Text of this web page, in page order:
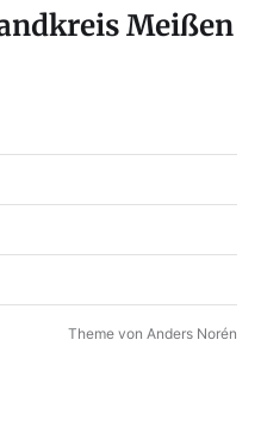
Meißen
Theme von Anders Norén